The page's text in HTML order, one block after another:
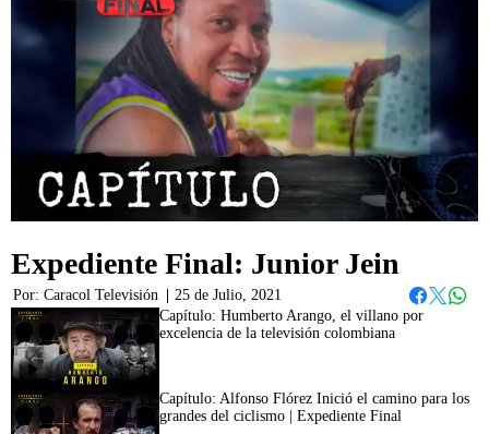
Expediente Final: Junior Jein
Por: Caracol Televisión
25 de Julio, 2021
Facebook
42:35
Capítulo: Humberto Arango, el villano por
excelencia de la televisión colombiana
Capítulo: Alfonso Flórez Inició el camino para los
grandes del ciclismo | Expediente Final